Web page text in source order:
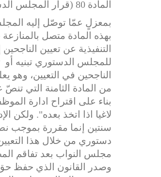
المادة 80 (قرار المجلس الدستوري رقم 23 تاريخ 12/9/2019).
بمعزلٍ عمّا توصّل إليه
التنفيذية عن تعيين
للمجلس الدستوري تبنيه
من المادة الثامنة التي
بناء على اقتراح ادارة
لاغيا اذا اتخذ بعده". ولكن
سنتين إنما مقررة بموجب
دستوري من خلال هذا
مجلس النواب بعد تفاقم
وصدر القانون الذي حفظ حق